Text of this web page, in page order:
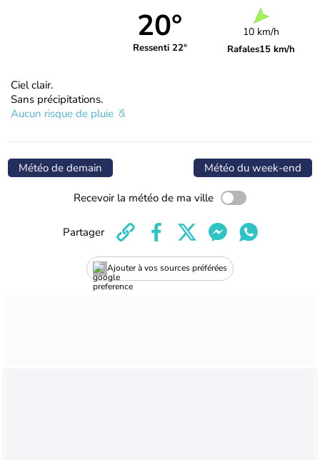
20°
Ressenti 22°
10 km/h
Rafales15 km/h
Ciel clair.
Sans précipitations.
Aucun risque de pluie
Météo de demain Météo du week-end
Recevoir la météo de ma ville
Ajouter à vos sources préférées
Partager